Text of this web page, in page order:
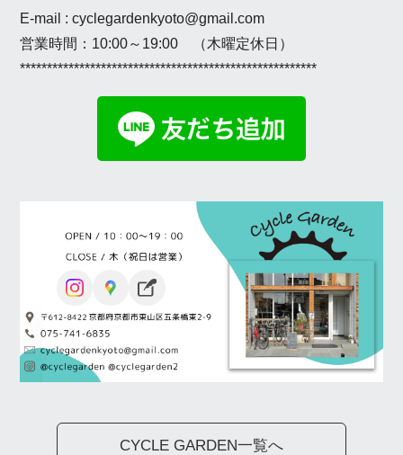
E-mail : cyclegardenkyoto@gmail.com
営業時間：10:00～19:00 （木曜定休日）
*******************************************************
CYCLE GARDEN一覧へ